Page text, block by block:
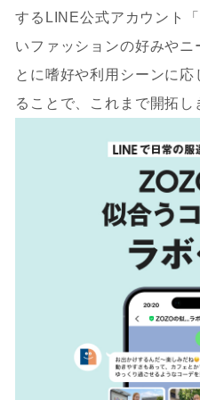
するLINE公式アカウント
いファッションの好みや
とに嗜好や利用シーンに
ることで、これまで開拓し